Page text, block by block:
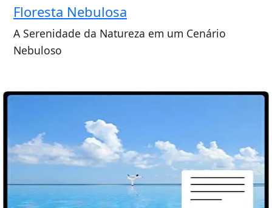
Floresta Nebulosa
A Serenidade da Natureza em um Cenário
Nebuloso